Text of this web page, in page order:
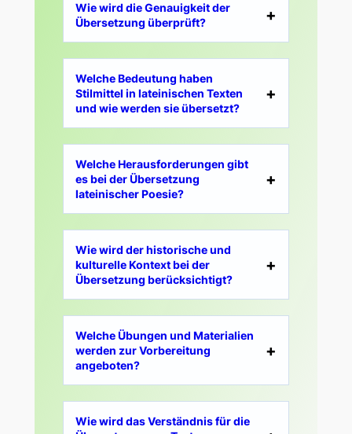
Wie wird die Genauigkeit der
Übersetzung überprüft?
Welche Bedeutung haben
Stilmittel in lateinischen Texten
und wie werden sie übersetzt?
Welche Herausforderungen gibt
es bei der Übersetzung
lateinischer Poesie?
Wie wird der historische und
kulturelle Kontext bei der
Übersetzung berücksichtigt?
Welche Übungen und Materialien
werden zur Vorbereitung
angeboten?
Wie wird das Verständnis für die